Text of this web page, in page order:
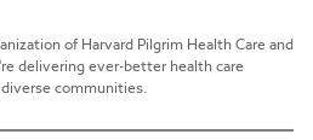
of Harvard Pilgrim Health Care and
delivering ever-better health care
communities.